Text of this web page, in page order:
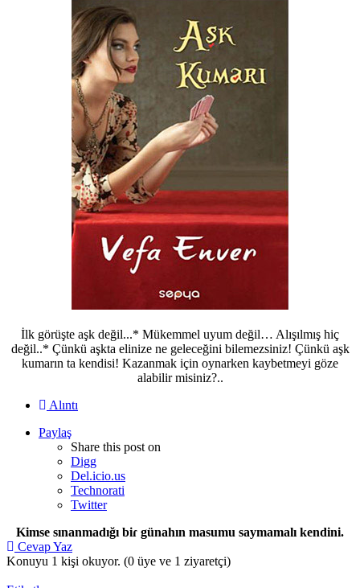
İlk görüşte aşk değil...* Mükemmel uyum değil… Alışılmış hiç
değil..* Çünkü aşkta elinize ne geleceğini bilemezsiniz! Çünkü aşk
kumarın ta kendisi! Kazanmak için oynarken kaybetmeyi göze
alabilir misiniz?..
Alıntı
Paylaş
Share this post on
Digg
Del.icio.us
Technorati
Twitter
Kimse sınanmadığı biɾ günahın masumu saymamalı kendini.
Cevap Yaz
Konuyu 1 kişi okuyor. (0 üye ve 1 ziyaretçi)